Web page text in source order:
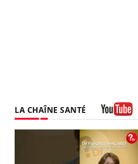
LA CHAÎNE SANTÉ